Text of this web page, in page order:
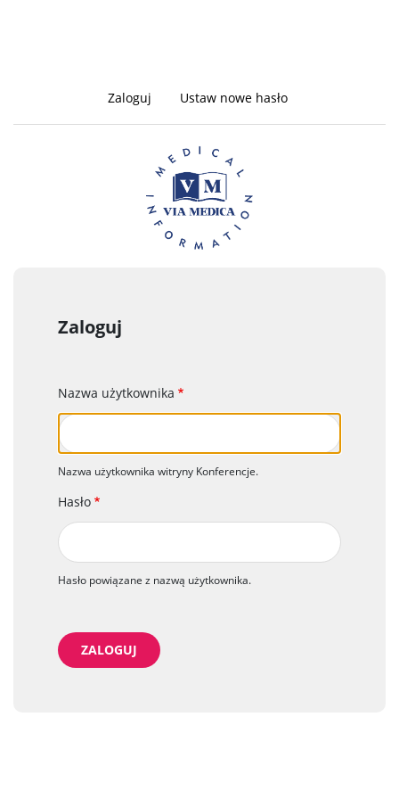
Zakładki
podstawowe
Zaloguj (aktywnaUstaw nowe hasło
Zaloguj
Nazwa użytkownika
Nazwa użytkownika witryny Konferencje.
Hasło
Hasło powiązane z nazwą użytkownika.